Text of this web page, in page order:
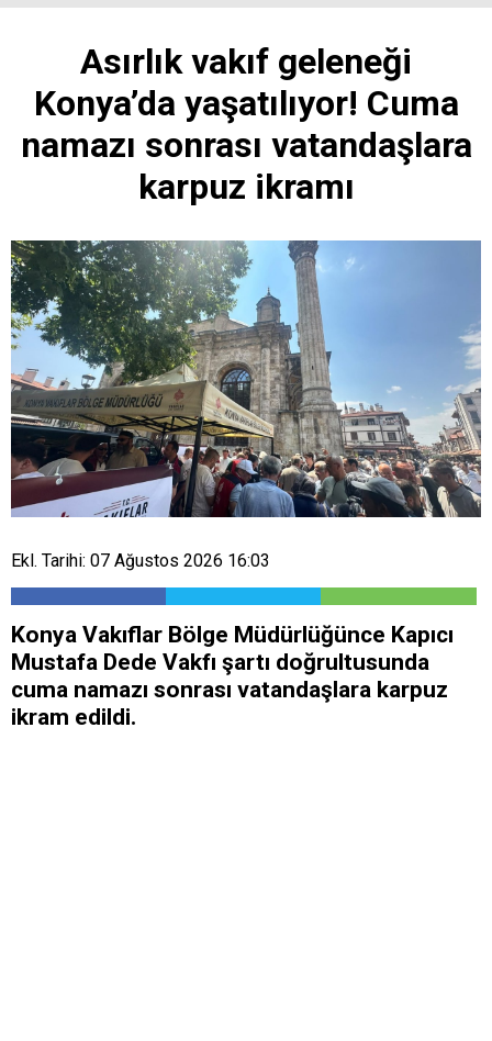
Asırlık vakıf geleneği
Konya’da yaşatılıyor! Cuma
namazı sonrası vatandaşlara
karpuz ikramı
Ekl. Tarihi: 07 Ağustos 2026 16:03
Konya Vakıflar Bölge Müdürlüğünce Kapıcı
Mustafa Dede Vakfı şartı doğrultusunda
cuma namazı sonrası vatandaşlara karpuz
ikram edildi.